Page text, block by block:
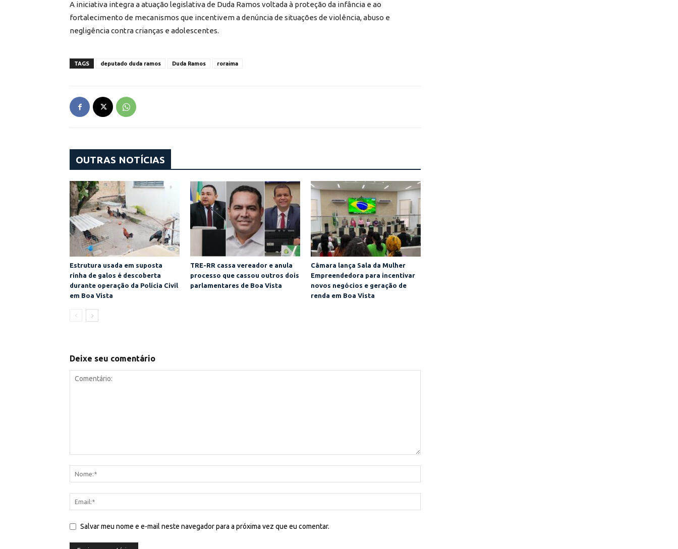
A iniciativa integra a atuação legislativa de Duda Ramos voltada à proteção da infância e ao
fortalecimento de mecanismos que incentivem a denúncia de situações de violência, abuso e
negligência contra crianças e adolescentes.
TAGS deputado duda ramos Duda Ramos roraima
OUTRAS NOTÍCIAS
Estrutura usada em suposta
rinha de galos é descoberta
durante operação da Polícia Civil
em Boa Vista
TRE-RR cassa vereador e anula
processo que cassou outros dois
parlamentares de Boa Vista
Câmara lança Sala da Mulher
Empreendedora para incentivar
novos negócios e geração de
renda em Boa Vista
Deixe seu comentário
Salvar meu nome e e-mail neste navegador para a próxima vez que eu comentar.